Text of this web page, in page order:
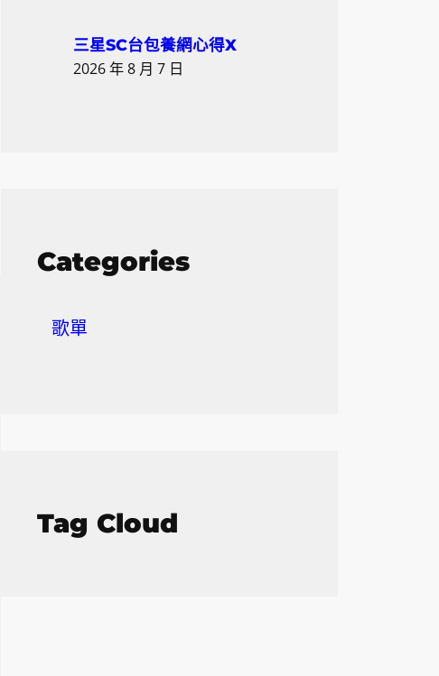
三星SC台包養網心得X
2026 年 8 月 7 日
Categories
歌單
Tag Cloud